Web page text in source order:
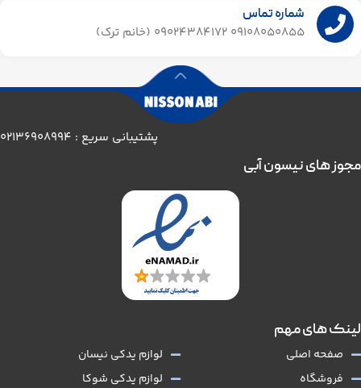
شماره تماس
09108050855 09024384172 (خانم ترک)
پشتیبانی سریع : 02136908994
لینک های مهم
صفحه اصلی
فروشگاه
لوازم یدکی نیسان
لوازم یدکی شوکا
مجوز های نیسون آبی